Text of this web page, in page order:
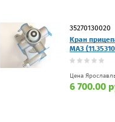
35270130020
Кран
МАЗ
Цена
6 700.00